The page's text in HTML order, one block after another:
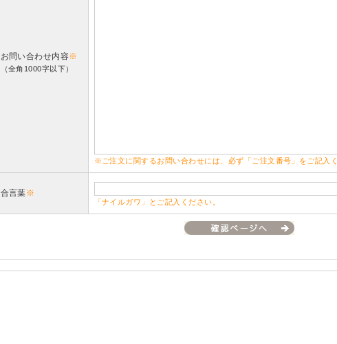
お問い合わせ内容※
（全角1000字以下）
※ご注文に関するお問い合わせには、必ず「ご注文番号」をご記入
合言葉※
「ナイルガワ」とご記入ください。